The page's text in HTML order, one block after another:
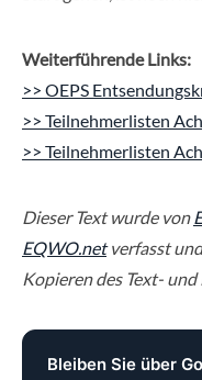
Weiterführende Links:
>> OEPS
>> Teilnehmerlisten
>> Teilnehmerlisten
Dieser Text wurde von
EQWO.netverfasst
Kopieren des Text-
Bleiben Sie über